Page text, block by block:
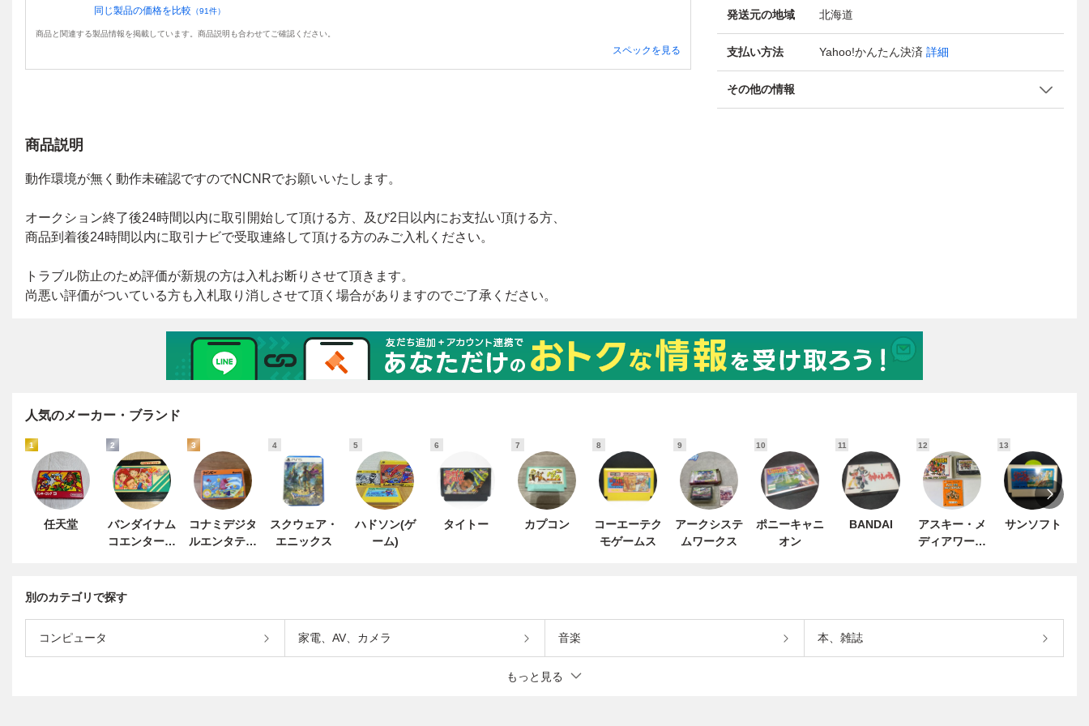
同じ製品の価格を比較 （91件）
商品と関連する製品情報を掲載しています。商品説明も合わせてご確認ください。
スペックを見る
発送元の地域 北海道
支払い方法 Yahoo!かんたん決済 詳細
その他の情報
商品説明
人気のメーカー・ブランド
1
任天堂
2
バンダイナム
コエンターテ
3
コナミデジタ
ルエンタテイ
4
スクウェア・
エニックス
5
ハドソン(ゲ
ーム)
6
タイトー
7
カプコン
8
コーエーテク
モゲームス
9
アークシステ
ムワークス
10
ポニーキャニ
オン
11
BANDAI
12
アスキー・メ
ディアワーク
13
サンソフト
別のカテゴリで探す
コンピュータ 家電、AV、カメラ 音楽 本、雑誌
もっと見る